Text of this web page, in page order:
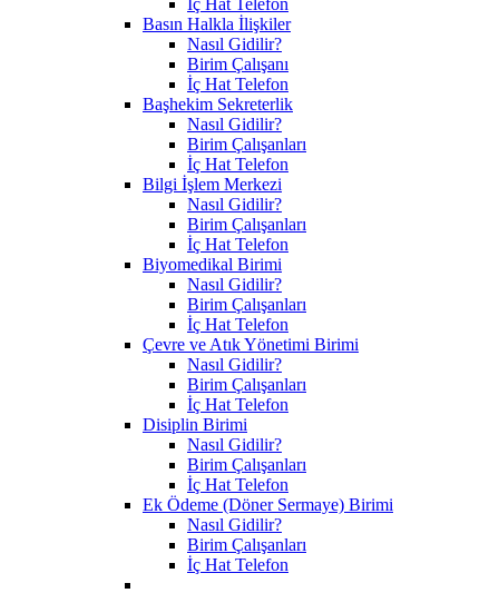
Basın Halkla İlişkiler
Nasıl Gidilir?
Birim Çalışanı
İç Hat Telefon
Başhekim Sekreterlik
Nasıl Gidilir?
Birim Çalışanları
İç Hat Telefon
Bilgi İşlem Merkezi
Nasıl Gidilir?
Birim Çalışanları
İç Hat Telefon
Biyomedikal Birimi
Nasıl Gidilir?
Birim Çalışanları
İç Hat Telefon
Çevre ve Atık Yönetimi Birimi
Nasıl Gidilir?
Birim Çalışanları
İç Hat Telefon
Disiplin Birimi
Nasıl Gidilir?
Birim Çalışanları
İç Hat Telefon
Ek Ödeme (Döner Sermaye) Birimi
Nasıl Gidilir?
Birim Çalışanları
İç Hat Telefon